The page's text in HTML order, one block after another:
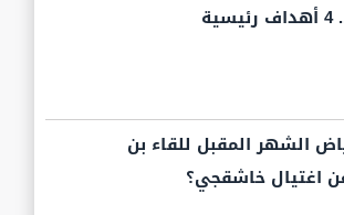
الشهر المقبل للقاء بن
اغتيال خاشقجي؟